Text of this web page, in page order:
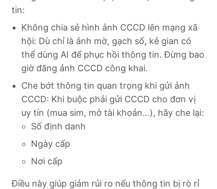
tin:
Không chia sẻ hình ảnh CCCD lên mạng xã
hội: Dù chỉ là ảnh mờ, gạch số, kẻ gian có
thể dùng AI để phục hồi thông tin. Đừng bao
giờ đăng ảnh CCCD công khai.
Che bớt thông tin quan trọng khi gửi ảnh
CCCD: Khi buộc phải gửi CCCD cho đơn vị
uy tín (mua sim, mở tài khoản…), hãy che lại:
Số định danh
Ngày cấp
Nơi cấp
Điều này giúp giảm rủi ro nếu thông tin bị rò rỉ